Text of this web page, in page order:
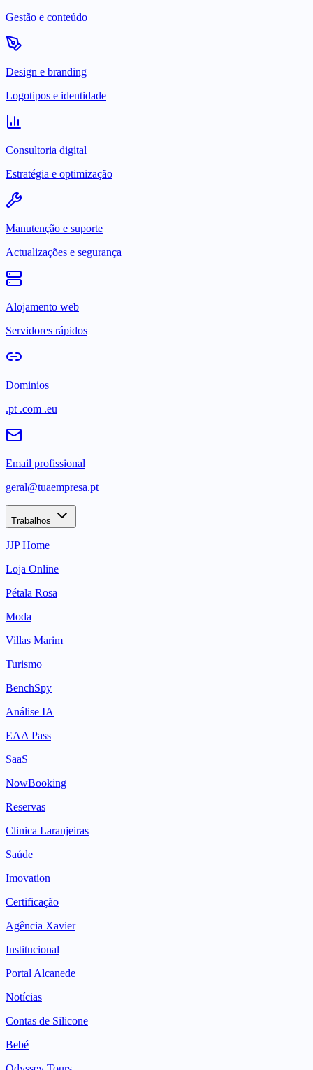
Gestão e conteúdo
Design e branding
Logotipos e identidade
Consultoria digital
Estratégia e optimização
Manutenção e suporte
Actualizações e segurança
Alojamento web
Servidores rápidos
Dominios
.pt .com .eu
Email profissional
geral@tuaempresa.pt
Trabalhos
JJP Home
Loja Online
Pétala Rosa
Moda
Villas Marim
Turismo
BenchSpy
Análise IA
EAA Pass
SaaS
NowBooking
Reservas
Clinica Laranjeiras
Saúde
Imovation
Certificação
Agência Xavier
Institucional
Portal Alcanede
Notícias
Contas de Silicone
Bebé